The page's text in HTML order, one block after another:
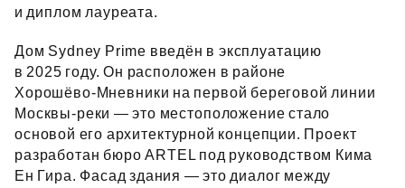
и диплом лауреата.
Дом Sydney Prime введён в эксплуатацию
в 2025 году. Он расположен в районе
Хорошёво‑Мневники на первой береговой линии
Москвы‑реки — это местоположение стало
основой его архитектурной концепции. Проект
разработан бюро ARTEL под руководством Кима
Ен Гира. Фасад здания — это диалог между